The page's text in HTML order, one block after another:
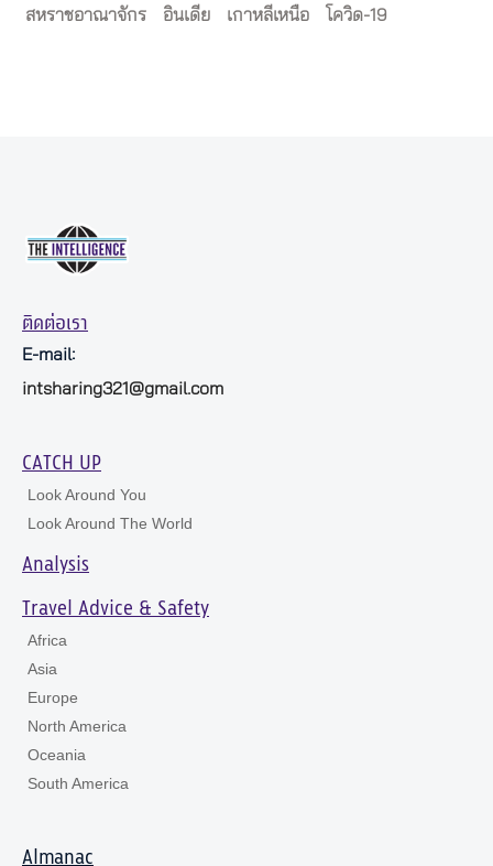
สหราชอาณาจักร
อินเดีย เกาหลีเหนือ โควิด-19
ติดต่อเรา
E-mail:
intsharing321@gmail.com
CATCH UP
Look Around You
Look Around The World
Analysis
Travel Advice & Safety
Africa
Asia
Europe
North America
Oceania
South America
Almanac